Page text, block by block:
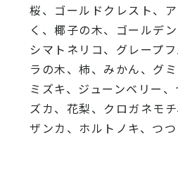
桜、 ゴールドクレスト、
く、椰子の木、 ゴールデ
シマトネリコ、 グレープ
ラの木、柿、みかん、グミ
ミズキ、ジューンベリー
ズカ、 花梨、クロガネモ
ザンカ、ホルトノキ、 つ